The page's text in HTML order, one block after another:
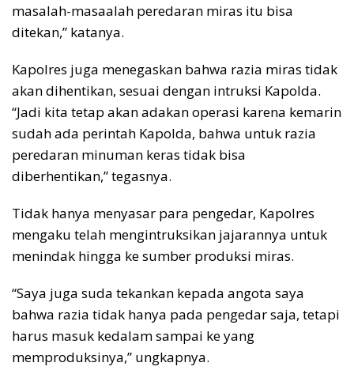
masalah-masaalah peredaran miras itu bisa
ditekan,” katanya.
Kapolres juga menegaskan bahwa razia miras tidak
akan dihentikan, sesuai dengan intruksi Kapolda.
“Jadi kita tetap akan adakan operasi karena kemarin
sudah ada perintah Kapolda, bahwa untuk razia
peredaran minuman keras tidak bisa
diberhentikan,” tegasnya.
Tidak hanya menyasar para pengedar, Kapolres
mengaku telah mengintruksikan jajarannya untuk
menindak hingga ke sumber produksi miras.
“Saya juga suda tekankan kepada angota saya
bahwa razia tidak hanya pada pengedar saja, tetapi
harus masuk kedalam sampai ke yang
memproduksinya,” ungkapnya.